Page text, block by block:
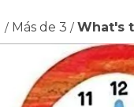
/ Más de 3 / What's